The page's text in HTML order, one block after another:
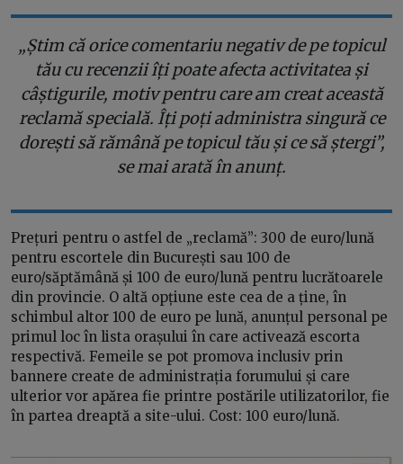
„Știm că orice comentariu negativ de pe topicul
tău cu recenzii îți poate afecta activitatea și
câștigurile, motiv pentru care am creat această
reclamă specială. Îți poți administra singură ce
dorești să rămână pe topicul tău și ce să ștergi”,
se mai arată în anunț.
Prețuri pentru o astfel de „reclamă”: 300 de euro/lună
pentru escortele din București sau 100 de
euro/săptămână și 100 de euro/lună pentru lucrătoarele
din provincie. O altă opțiune este cea de a ține, în
schimbul altor 100 de euro pe lună, anunțul personal pe
primul loc în lista orașului în care activează escorta
respectivă. Femeile se pot promova inclusiv prin
bannere create de administrația forumului și care
ulterior vor apărea fie printre postările utilizatorilor, fie
în partea dreaptă a site-ului. Cost: 100 euro/lună.